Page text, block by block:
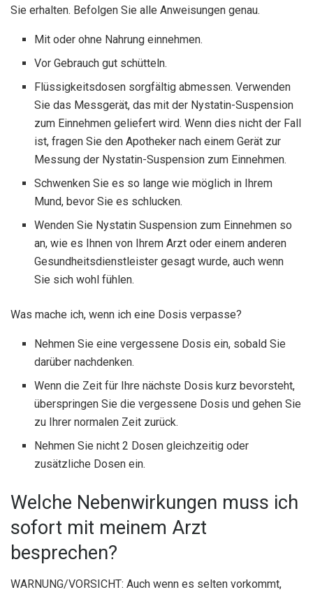
Sie erhalten. Befolgen Sie alle Anweisungen genau.
Mit oder ohne Nahrung einnehmen.
Vor Gebrauch gut schütteln.
Flüssigkeitsdosen sorgfältig abmessen. Verwenden
Sie das Messgerät, das mit der Nystatin-Suspension
zum Einnehmen geliefert wird. Wenn dies nicht der Fall
ist, fragen Sie den Apotheker nach einem Gerät zur
Messung der Nystatin-Suspension zum Einnehmen.
Schwenken Sie es so lange wie möglich in Ihrem
Mund, bevor Sie es schlucken.
Wenden Sie Nystatin Suspension zum Einnehmen so
an, wie es Ihnen von Ihrem Arzt oder einem anderen
Gesundheitsdienstleister gesagt wurde, auch wenn
Sie sich wohl fühlen.
Was mache ich, wenn ich eine Dosis verpasse?
Nehmen Sie eine vergessene Dosis ein, sobald Sie
darüber nachdenken.
Wenn die Zeit für Ihre nächste Dosis kurz bevorsteht,
überspringen Sie die vergessene Dosis und gehen Sie
zu Ihrer normalen Zeit zurück.
Nehmen Sie nicht 2 Dosen gleichzeitig oder
zusätzliche Dosen ein.
Welche Nebenwirkungen muss ich
sofort mit meinem Arzt
besprechen?
WARNUNG/VORSICHT: Auch wenn es selten vorkommt,